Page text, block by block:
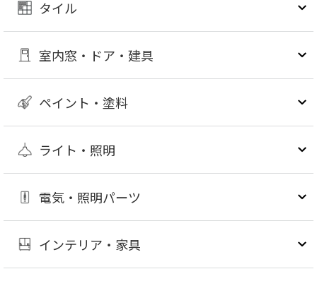
タイル
室内窓・ドア・建具
ペイント・塗料
ライト・照明
電気・照明パーツ
インテリア・家具